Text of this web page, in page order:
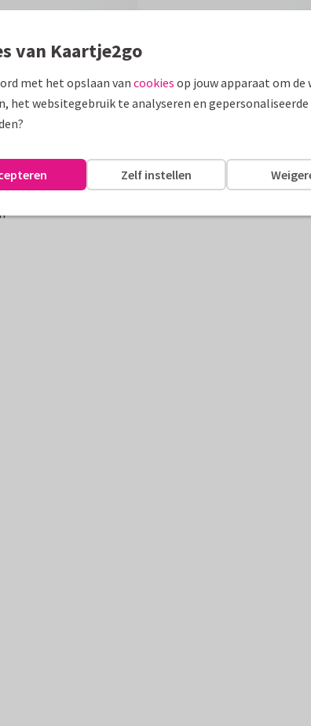
persoonlijke
van Kaartje2go
met het opslaan van cookies op jouw apparaat om de
het websitegebruik te analyseren en gepersonaliseerde
Zelf instellen